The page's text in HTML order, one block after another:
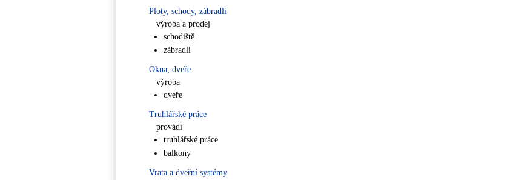
Ploty, schody, zábradlí
výroba a prodej
schodiště
zábradlí
Okna, dveře
výroba
dveře
Truhlářské práce
provádí
truhlářské práce
balkony
Vrata a dveřní systémy